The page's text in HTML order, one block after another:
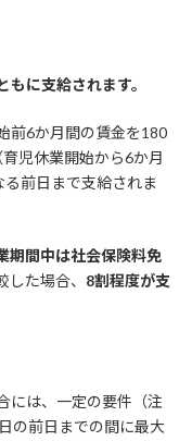
に支給されます。
前6か月間の賃金を180
児休業開始から6か月
前日まで支給されま
期間中は社会保険料免
た場合、 8割程度が支
には、一定の要件（注
の前日までの間に最大